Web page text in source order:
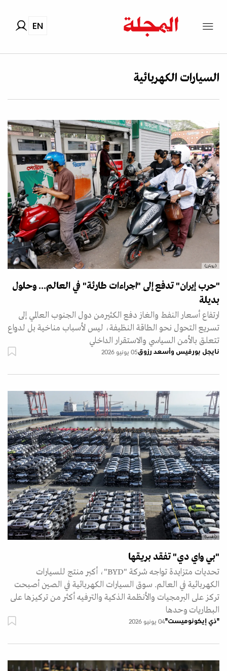
EN
السيارات الكهربائية
(رويترز)
"حرب إيران" تدفع إلى "اجراءات طارئة" في العالم... وحلول
بديلة
ارتفاع أسعار النفط والغاز دفع الكثيرمن دول الجنوب العالمي إلى
تسريع التحول نحو الطاقة النظيفة، ليس لأسباب مناخية بل لدواع
تتعلق بالأمن السياسي والاستقرار الداخلي
نايجل بورفيس وأسعد رزوق05 يونيو 2026
(أ.ف.ب)
"بي واي دي" تفقد بريقها
تحديات متزايدة تواجه شركة "BYD"، أكبر منتج للسيارات
الكهربائية في العالم. سوق السيارات الكهربائية في الصين أصبحت
تركز على البرمجيات والأنظمة الذكية والترفيه أكثر من تركيزها على
البطاريات وحدها
"ذي إيكونوميست"04 يونيو 2026